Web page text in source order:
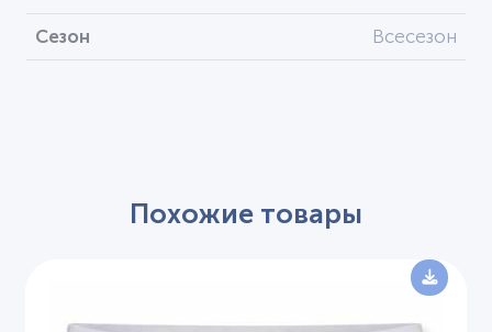
Сезон Всесезон
Похожие товары